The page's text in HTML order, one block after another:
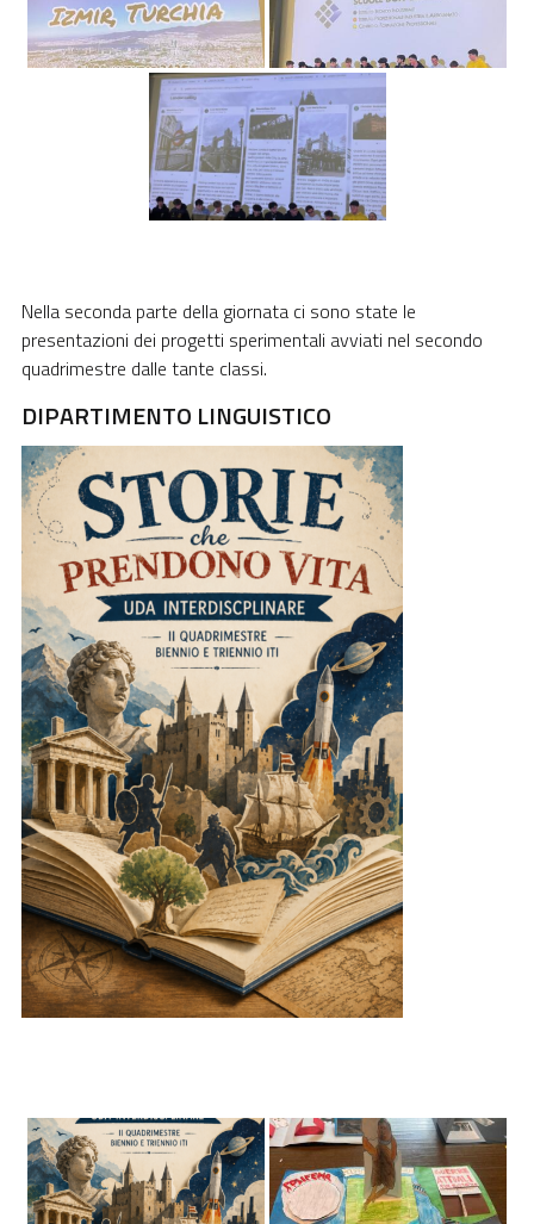
Nella seconda parte della giornata ci sono state le
presentazioni dei progetti sperimentali avviati nel secondo
quadrimestre dalle tante classi.
DIPARTIMENTO LINGUISTICO